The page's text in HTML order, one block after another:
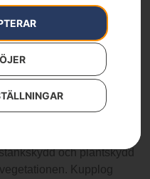
och plantskydd
Kupplog